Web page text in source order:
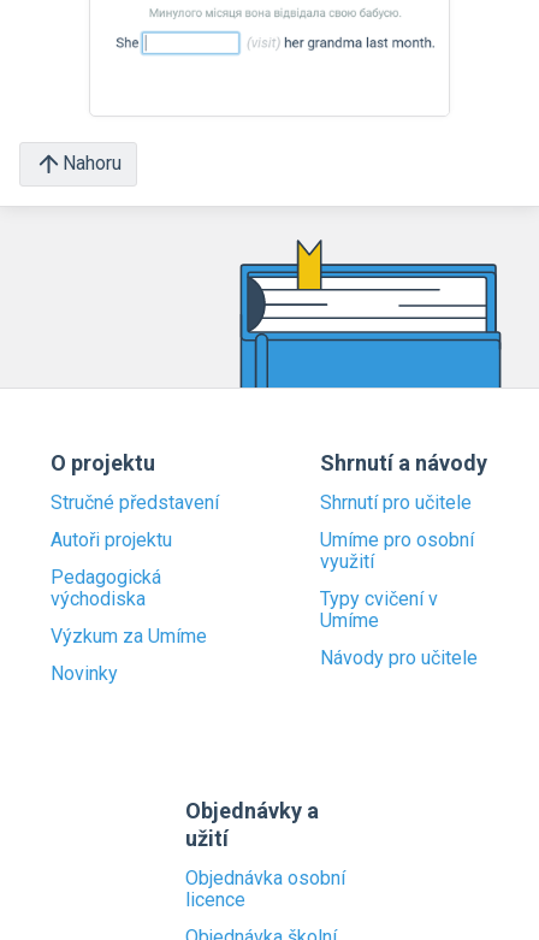
Nahoru
O projektu
Stručné představení
Autoři projektu
Pedagogická
východiska
Výzkum za Umíme
Novinky
Shrnutí a návody
Shrnutí pro učitele
Umíme pro osobní
využití
Typy cvičení v
Umíme
Návody pro učitele
Objednávky a
užití
Objednávka osobní
licence